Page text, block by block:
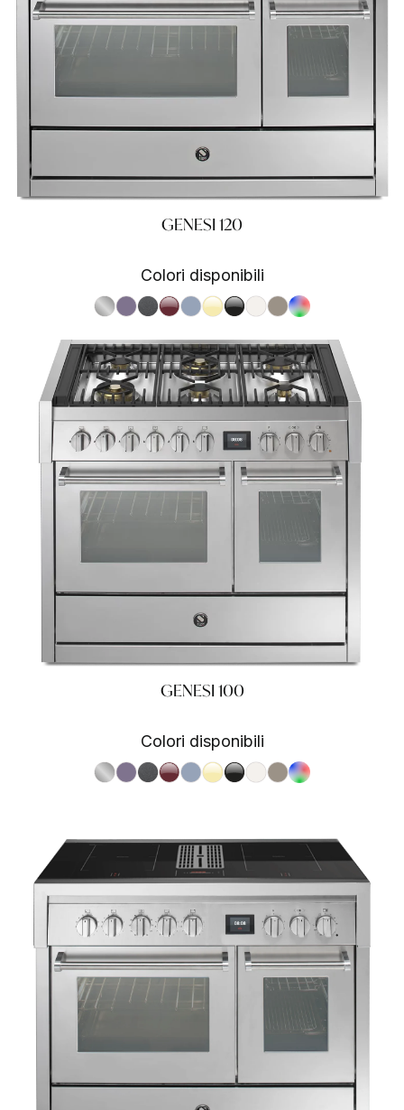
GENESI 120
Colori disponibili
S.Steel SS
Ametista AA
Antracite AN
Bordeaux BR
Celeste CE
Crema CR
Nero BA
Nuvola NA
Sabbia SA
RAL
GENESI 100
Colori disponibili
S.Steel SS
Ametista AA
Antracite AN
Bordeaux BR
Celeste CE
Crema CR
Nero BA
Nuvola NA
Sabbia SA
RAL